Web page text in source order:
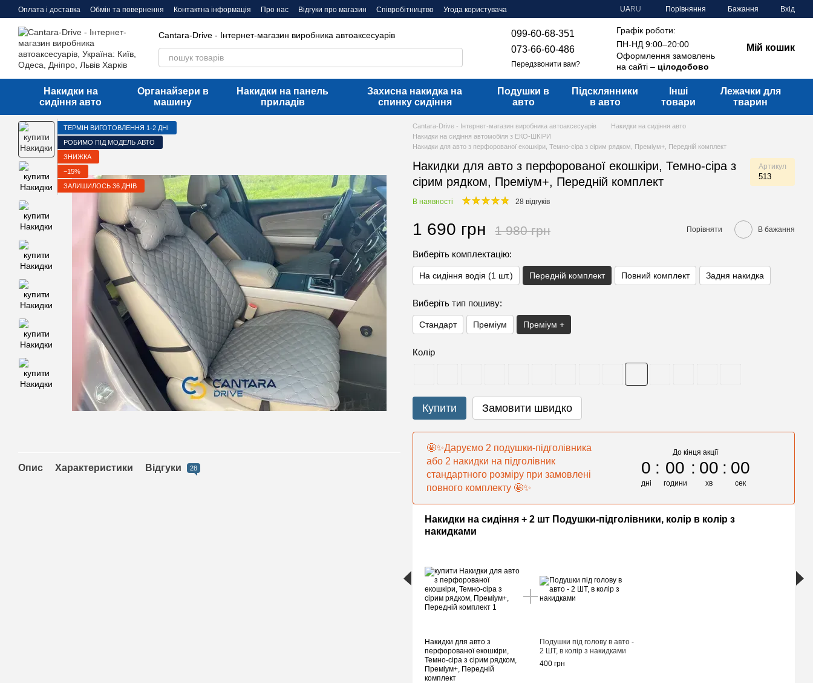
Перейти до основного контенту
Оплата і доставка Обмін та повернення Контактна інформація Про нас Відгуки про магазин Співробітництво
Угода користувача
UARU Порівняння Бажання Вхід
Cantara-Drive - Інтернет-магазин виробника автоаксесуарів
099-60-68-351
073-66-60-486
Передзвонити вам?
Графік роботи:
ПН-НД 9:00–20:00
Оформлення замовлень
на сайті – цілодобово
Мій кошик
Накидки на
сидіння авто
Органайзери в
машину
Накидки на панель
приладів
Захисна накидка на
спинку сидіння
Подушки в
авто
Підсклянники
в авто
Інші
товари
Лежачки для
тварин
ТЕРМІН ВИГОТОВЛЕННЯ 1-2 ДНІ
РОБИМО ПІД МОДЕЛЬ АВТО
ЗНИЖКА
−15%
ЗАЛИШИЛОСЬ 36 ДНІВ
Опис Характеристики Відгуки 28
Cantara-Drive - Інтернет-магазин виробника автоаксесуарів
Накидки на сидіння авто
Накидки на сидіння автомобіля з ЕКО-ШКІРИ
Накидки для авто з перфорованої екошкіри, Темно-сіра з сірим рядком, Преміум+, Передній комплект
Накидки для авто з перфорованої екошкіри, Темно-сіра з
сірим рядком, Преміум+, Передній комплект
Артикул
513
В наявності 28 відгуків
1 690 грн 1 980 грн Порівняти В бажання
Виберіть комплектацію:
На сидіння водія (1 шт.) Передній комплект Повний комплект Задня накидка
Виберіть тип пошиву:
Стандарт Преміум Преміум +
Колір
Купити Замовити швидко
🤩✨Даруємо 2 подушки-підголівника
або 2 накидки на підголівник
стандартного розміру при замовлені
повного комплекту 🤩✨
До кінця акції
0
дні
00
години
00
хв
00
сек
Накидки на сидіння + 2 шт Подушки-підголівники, колір в колір з
накидками
Накидки для авто з
перфорованої екошкіри,
Темно-сіра з сірим рядком,
Преміум+, Передній
комплект
Подушки під голову в авто -
2 ШТ, в колір з накидками
400 грн